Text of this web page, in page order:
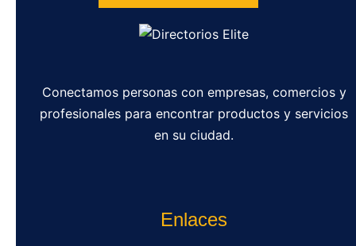
Conectamos personas con empresas, comercios y
profesionales para encontrar productos y servicios
en su ciudad.
Enlaces